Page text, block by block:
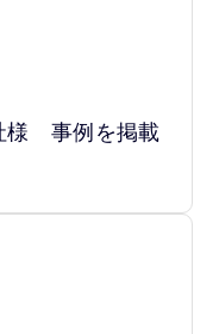
様 事例を掲載